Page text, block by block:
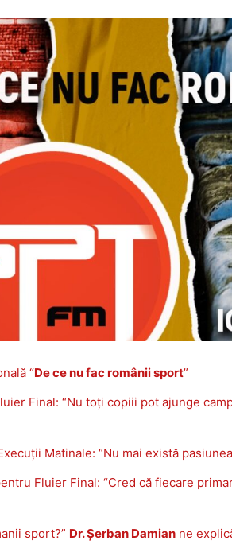
“De ce nu fac românii sport”
Final: “Nu toți copiii pot ajunge
Matinale: “Nu mai există
Fluier Final: “Cred că fiecare
sport?” Dr. Șerban Damian ne